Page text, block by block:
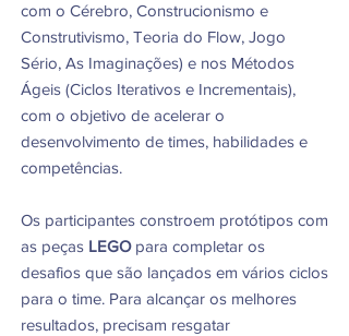
com o Cérebro, Construcionismo e
Construtivismo, Teoria do Flow, Jogo
Sério, As Imaginações) e nos Métodos
Ágeis (Ciclos Iterativos e Incrementais),
com o objetivo de acelerar o
desenvolvimento de times, habilidades e
competências.
Os participantes constroem protótipos com
as peças LEGOpara completar os
desafios que são lançados em vários ciclos
para o time. Para alcançar os melhores
resultados, precisam resgatar